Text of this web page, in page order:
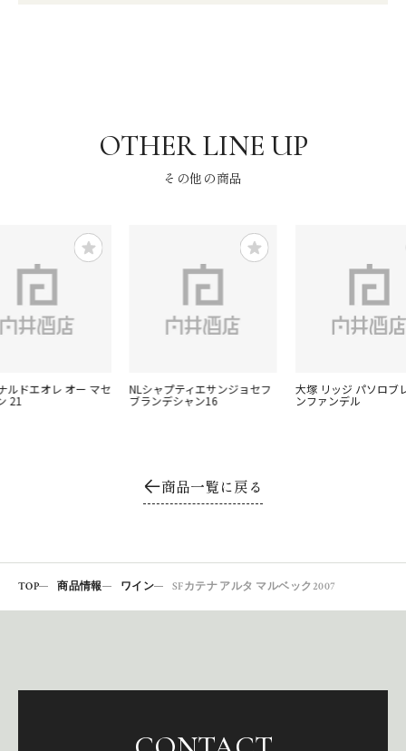
その他の商品
ルドエオレ オー マセ
21
NLシャプティエサンジョセフ
ブランデシャン16
大塚 リッジ パソロブ
ンファンデル
商品一覧に戻る
TOP 商品情報 ワイン SFカテナ アルタ マルベック2007